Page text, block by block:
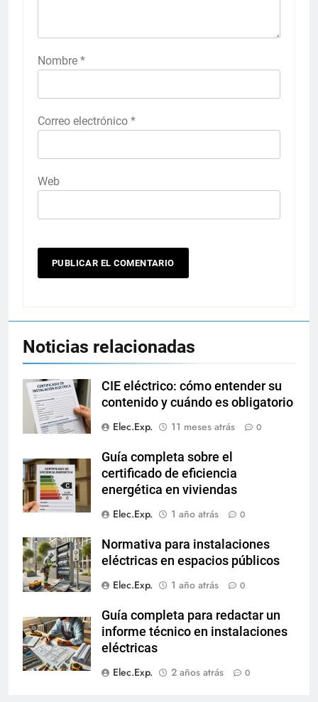
Nombre *
Correo electrónico *
Web
Noticias relacionadas
CIE eléctrico: cómo entender su
contenido y cuándo es obligatorio
Elec.Exp.
11 meses atrás 0
Guía completa sobre el
certificado de eficiencia
energética en viviendas
Elec.Exp.
1 año atrás 0
Normativa para instalaciones
eléctricas en espacios públicos
Elec.Exp.
1 año atrás 0
Guía completa para redactar un
informe técnico en instalaciones
eléctricas
Elec.Exp.
2 años atrás 0